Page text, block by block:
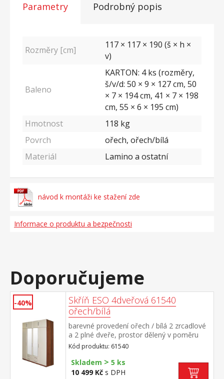
Parametry Podrobný popis
Rozměry [cm]
117 × 117 × 190 (š × h ×
v)
Baleno
KARTON: 4 ks (rozměry,
š/v/d: 50 × 9 × 127 cm, 50
× 7 × 194 cm, 41 × 7 × 198
cm, 55 × 6 × 195 cm)
Hmotnost
118 kg
Povrch
ořech, ořech/bílá
Materiál
Lamino a ostatní
návod k montáži ke stažení zde
Informace o produktu a bezpečnosti
Doporučujeme
-40%
Skříň ESO 4dveřová 61540
ořech/bílá
barevné provedení ořech / bílá 2 zrcadlové
a 2 plné dveře, prostor dělený v poměru
1:2:1 ve všech třech částech šatní tyč a
police, ve střední časti dole 2
zásuvky možno doplnit o nástavec 61545
Kód produktu: 61540
Skladem > 5 ks
10 499 Kč s DPH